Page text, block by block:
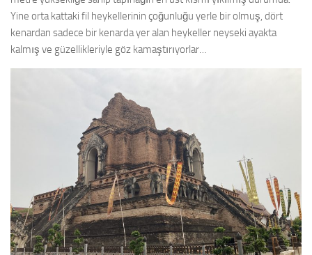
Yine orta kattaki fil heykellerinin çoğunluğu yerle bir olmuş, dört
kenardan sadece bir kenarda yer alan heykeller neyseki ayakta
kalmış ve güzellikleriyle göz kamaştırıyorlar…